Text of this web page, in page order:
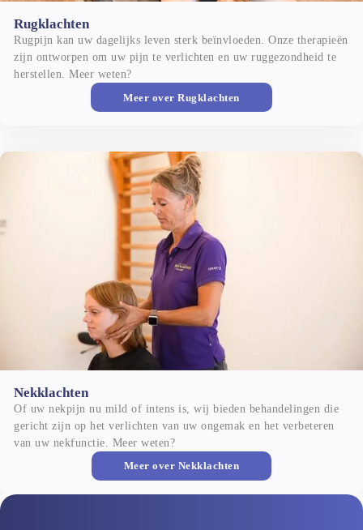
Rugklachten
Rugpijn kan uw dagelijks leven sterk beïnvloeden. Onze therapieën
zijn ontworpen om uw pijn te verlichten en uw ruggezondheid te
herstellen. Meer weten?
Meer overRugklachten
Nekklachten
Of uw nekpijn nu mild of intens is, wij bieden behandelingen die
gericht zijn op het verlichten van uw ongemak en het verbeteren
van uw nekfunctie. Meer weten?
Meer over Nekklachten
Nekklachten